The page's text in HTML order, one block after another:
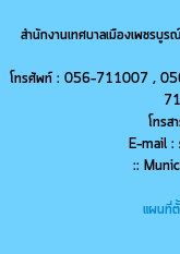
สำนักงานเทศบาลเมืองเพชรบู
โทรศัพท์ : 056-711007 ,
โทร
E-mail :
::
แผนที่